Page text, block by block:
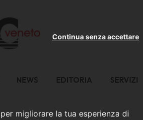
migliorare la tua esperienza di
Continua senza accettare
NEWS EDITORIA SERVIZI